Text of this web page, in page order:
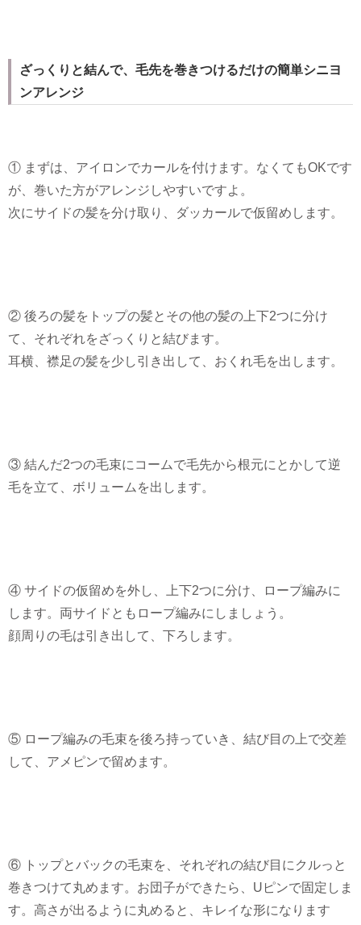
ざっくりと結んで、毛先を巻きつけるだけの簡単シニヨ
ンアレンジ
① まずは、アイロンでカールを付けます。なくてもOKです
が、巻いた方がアレンジしやすいですよ。
次にサイドの髪を分け取り、ダッカールで仮留めします。
② 後ろの髪をトップの髪とその他の髪の上下2つに分け
て、それぞれをざっくりと結びます。
耳横、襟足の髪を少し引き出して、おくれ毛を出します。
③ 結んだ2つの毛束にコームで毛先から根元にとかして逆
毛を立て、ボリュームを出します。
④ サイドの仮留めを外し、上下2つに分け、ロープ編みに
します。両サイドともロープ編みにしましょう。
顔周りの毛は引き出して、下ろします。
⑤ ロープ編みの毛束を後ろ持っていき、結び目の上で交差
して、アメピンで留めます。
⑥ トップとバックの毛束を、それぞれの結び目にクルっと
巻きつけて丸めます。お団子ができたら、Uピンで固定しま
す。高さが出るように丸めると、キレイな形になります